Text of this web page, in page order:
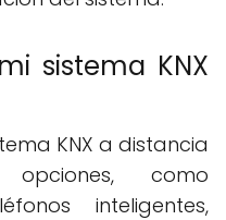
sistema KNX
KNX a distancia
opciones, como
inteligentes,